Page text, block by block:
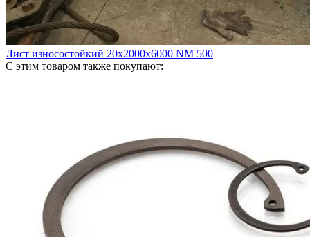
Лист износостойкий 20х2000х6000 NM 500
С этим товаром также покупают: